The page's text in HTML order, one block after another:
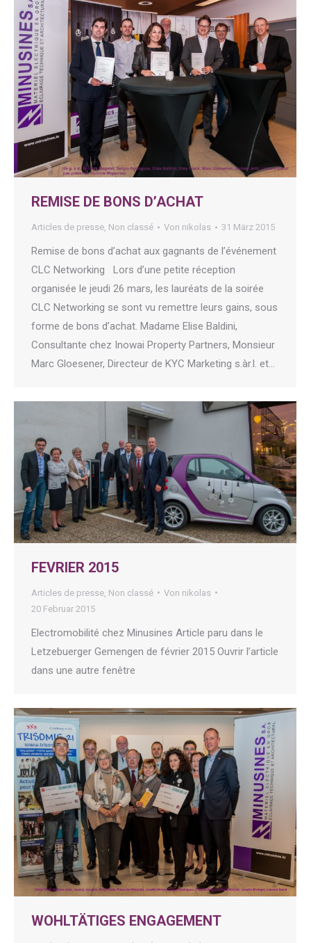
REMISE DE BONS D’ACHAT
Articles de presse, Non classé Von nikolas 31 März 2015
Remise de bons d’achat aux gagnants de l’événement
CLC Networking Lors d’une petite réception
organisée le jeudi 26 mars, les lauréats de la soirée
CLC Networking se sont vu remettre leurs gains, sous
forme de bons d’achat. Madame Elise Baldini,
Consultante chez Inowai Property Partners, Monsieur
Marc Gloesener, Directeur de KYC Marketing s.àr.l. et…
FEVRIER 2015
Articles de presse Non classé Von nikolas
20 Februar 2015
Electromobilité chez Minusines Article paru dans le
Letzebuerger Gemengen de février 2015 Ouvrir l’article
dans une autre fenêtre
WOHLTÄTIGES ENGAGEMENT